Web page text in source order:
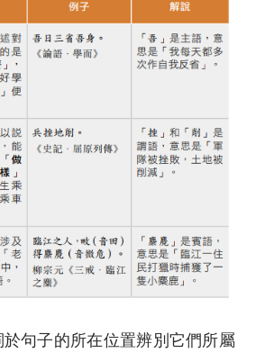
句子的所在位置辨別它們所屬